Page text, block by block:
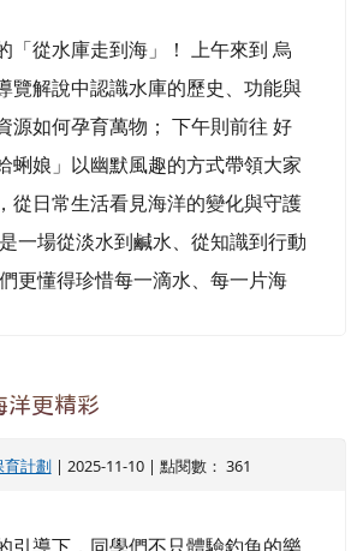
「從水庫走到海」！ 上午來到 烏
覽解說中認識水庫的歷史、功能與
源如何孕育萬物； 下午則前往 好
蜊娘」以幽默風趣的方式帶領大家
從日常生活看見海洋的變化與守護
一場從淡水到鹹水、從知識到行動
更懂得珍惜每一滴水、每一片海
洋更精彩
育計劃| 2025-11-10 | 點閱數： 361